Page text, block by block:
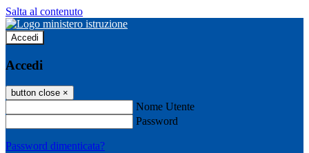
Salta al contenuto
Accedi
Accedi
button close ×
Nome Utente
Password
Password dimenticata?